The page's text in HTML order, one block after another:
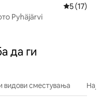
5 (17)
Pyhäjärvi
да ги
видови сместувања